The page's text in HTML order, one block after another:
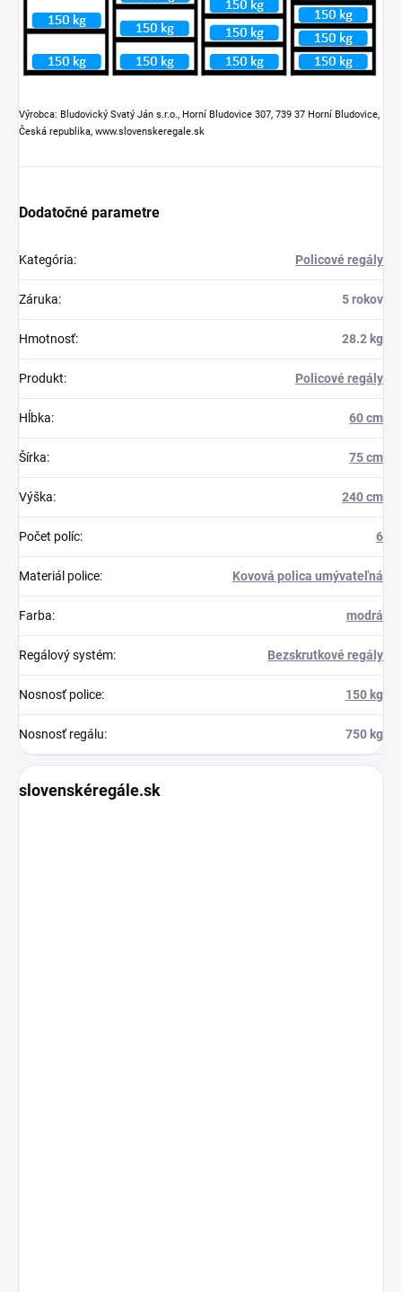
Výrobca: Bludovický Svatý Ján s.r.o., Horní Bludovice 307, 739 37 Horní Bludovice,
Česká republika, www.slovenskeregale.sk
Dodatočné parametre
Kategória: Policové regály
Záruka: 5 rokov
Hmotnosť: 28.2 kg
Produkt: Policové regály
Hĺbka: 60 cm
Šírka: 75 cm
Výška: 240 cm
Počet políc: 6
Materiál police: Kovová polica umývateľná
Farba: modrá
Regálový systém: Bezskrutkové regály
Nosnosť police: 150 kg
Nosnosť regálu: 750 kg
slovenskéregále.sk